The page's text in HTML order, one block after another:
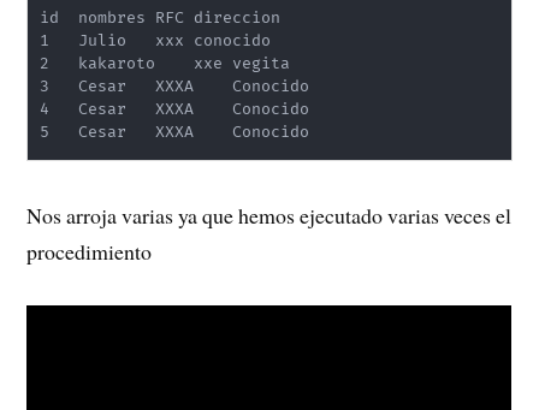
id	nombres	RFC	direccion
1	Julio	xxx	conocido
2	kakaroto	xxe	vegita
3	Cesar	XXXA	Conocido
4	Cesar	XXXA	Conocido
Nos arroja varias ya que hemos ejecutado varias veces el
procedimiento